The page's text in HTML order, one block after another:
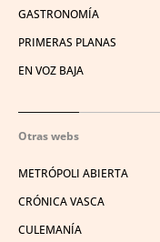
GASTRONOMÍA
PRIMERAS PLANAS
EN VOZ BAJA
Otras webs
METRÓPOLI ABIERTA
CRÓNICA VASCA
CULEMANÍA